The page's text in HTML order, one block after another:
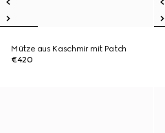
Mütze aus Kaschmir mit Patch
€420